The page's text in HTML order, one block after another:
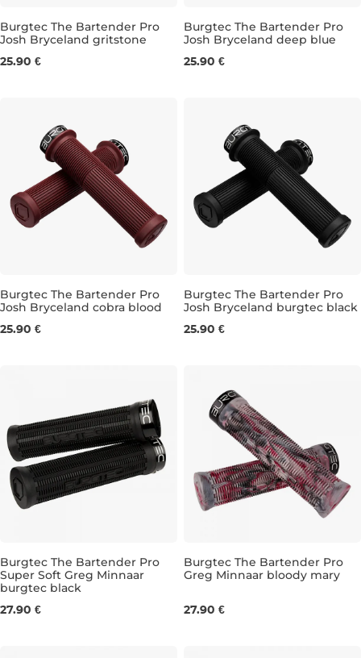
31 mm
Burgtec The Bartender Pro
Josh Bryceland gritstone
25.90 € 31 mm
Burgtec The Bartender Pro
Josh Bryceland deep blue
25.90 €
31 mm
Burgtec The Bartender Pro
Josh Bryceland cobra blood
25.90 € 31 mm
Burgtec The Bartender Pro
Josh Bryceland burgtec black
25.90 €
31,5 mm
Burgtec The Bartender Pro
Super Soft Greg Minnaar
burgtec black
27.90 €
Burgtec The Bartender Pro
Greg Minnaar bloody mary
27.90 €